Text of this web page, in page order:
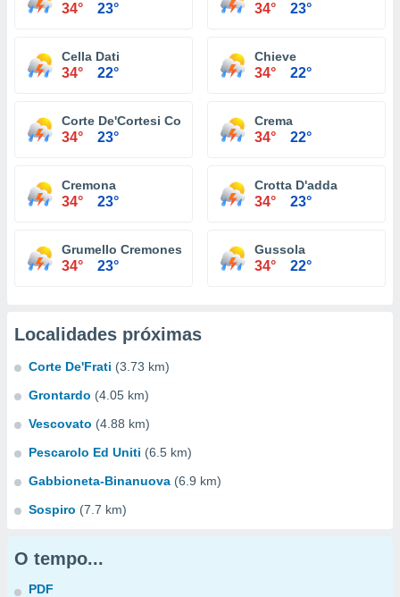
34° 23° 34° 23°
Cella Dati
34° 22°
Chieve
34° 22°
Corte De'Cortesi Con Cignone
34° 23°
Crema
34° 22°
Cremona
34° 23°
Crotta D'adda
34° 23°
Grumello Cremonese Ed Uniti
34° 23°
Gussola
34° 22°
Localidades próximas
Corte De'Frati (3.73 km)
Grontardo (4.05 km)
Vescovato (4.88 km)
Pescarolo Ed Uniti (6.5 km)
Gabbioneta-Binanuova (6.9 km)
Sospiro (7.7 km)
O tempo...
PDF